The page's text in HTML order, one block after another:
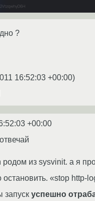
?
16:52:03 +00:00)
+00:00
родом из sysvinit. а я
«stop http-
запуск успешно